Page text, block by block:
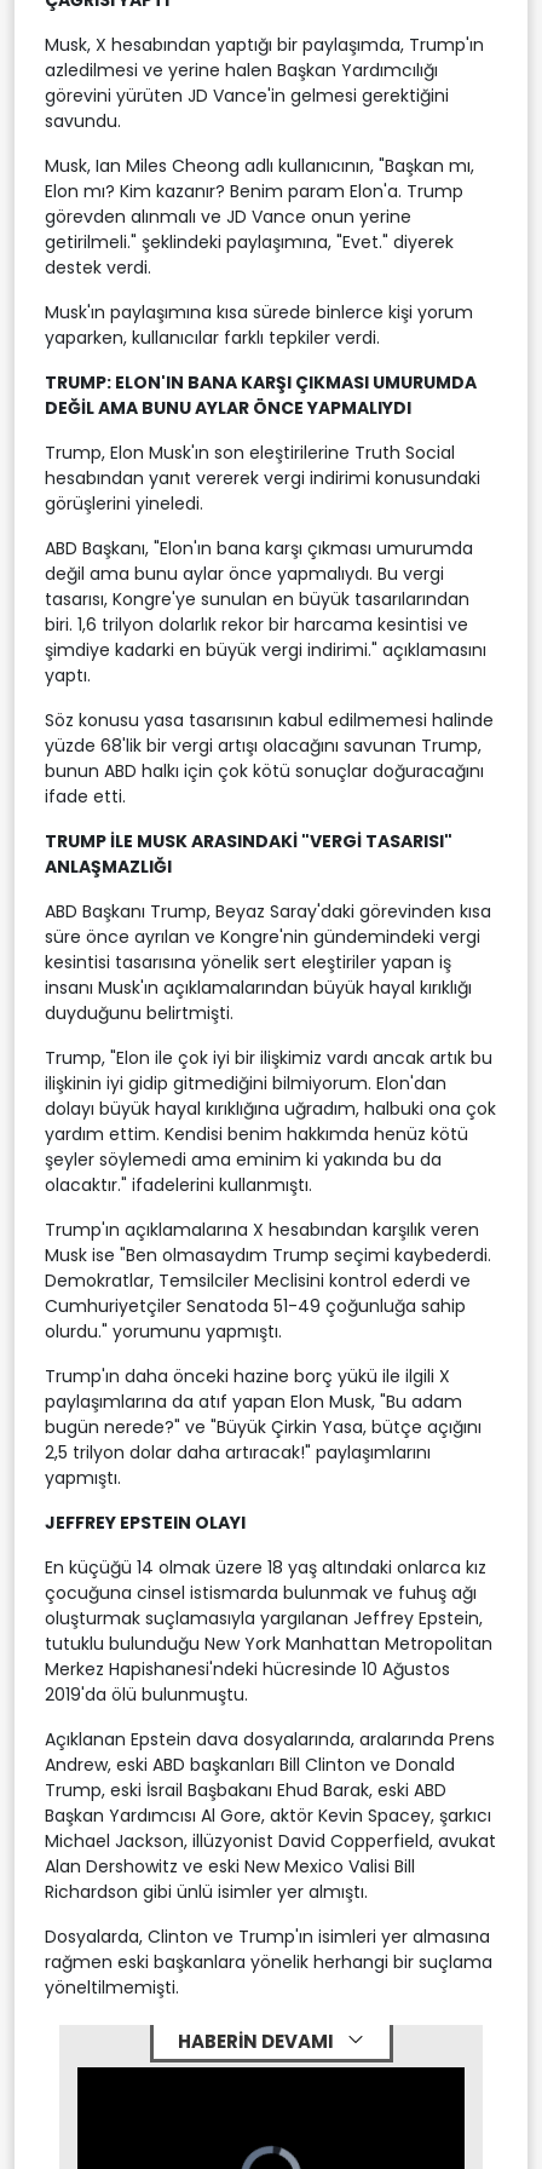
Musk, X hesabından yaptığı bir paylaşımda, Trump'ın
azledilmesi ve yerine halen Başkan Yardımcılığı
görevini yürüten JD Vance'in gelmesi gerektiğini
savundu.
Musk, Ian Miles Cheong adlı kullanıcının, "Başkan mı,
Elon mı? Kim kazanır? Benim param Elon'a. Trump
görevden alınmalı ve JD Vance onun yerine
getirilmeli." şeklindeki paylaşımına, "Evet." diyerek
destek verdi.
Musk'ın paylaşımına kısa sürede binlerce kişi yorum
yaparken, kullanıcılar farklı tepkiler verdi.
TRUMP: ELON'IN BANA KARŞI ÇIKMASI UMURUMDA
DEĞİL AMA BUNU AYLAR ÖNCE YAPMALIYDI
Trump, Elon Musk'ın son eleştirilerine Truth Social
hesabından yanıt vererek vergi indirimi konusundaki
görüşlerini yineledi.
ABD Başkanı, "Elon'ın bana karşı çıkması umurumda
değil ama bunu aylar önce yapmalıydı. Bu vergi
tasarısı, Kongre'ye sunulan en büyük tasarılarından
biri. 1,6 trilyon dolarlık rekor bir harcama kesintisi ve
şimdiye kadarki en büyük vergi indirimi." açıklamasını
yaptı.
Söz konusu yasa tasarısının kabul edilmemesi halinde
yüzde 68'lik bir vergi artışı olacağını savunan Trump,
bunun ABD halkı için çok kötü sonuçlar doğuracağını
ifade etti.
TRUMP İLE MUSK ARASINDAKİ "VERGİ TASARISI"
ANLAŞMAZLIĞI
ABD Başkanı Trump, Beyaz Saray'daki görevinden kısa
süre önce ayrılan ve Kongre'nin gündemindeki vergi
kesintisi tasarısına yönelik sert eleştiriler yapan iş
insanı Musk'ın açıklamalarından büyük hayal kırıklığı
duyduğunu belirtmişti.
Trump, "Elon ile çok iyi bir ilişkimiz vardı ancak artık bu
ilişkinin iyi gidip gitmediğini bilmiyorum. Elon'dan
dolayı büyük hayal kırıklığına uğradım, halbuki ona çok
yardım ettim. Kendisi benim hakkımda henüz kötü
şeyler söylemedi ama eminim ki yakında bu da
olacaktır." ifadelerini kullanmıştı.
Trump'ın açıklamalarına X hesabından karşılık veren
Musk ise "Ben olmasaydım Trump seçimi kaybederdi.
Demokratlar, Temsilciler Meclisini kontrol ederdi ve
Cumhuriyetçiler Senatoda 51-49 çoğunluğa sahip
olurdu." yorumunu yapmıştı.
Trump'ın daha önceki hazine borç yükü ile ilgili X
paylaşımlarına da atıf yapan Elon Musk, "Bu adam
bugün nerede?" ve "Büyük Çirkin Yasa, bütçe açığını
2,5 trilyon dolar daha artıracak!" paylaşımlarını
yapmıştı.
JEFFREY EPSTEIN OLAYI
En küçüğü 14 olmak üzere 18 yaş altındaki onlarca kız
çocuğuna cinsel istismarda bulunmak ve fuhuş ağı
oluşturmak suçlamasıyla yargılanan Jeffrey Epstein,
tutuklu bulunduğu New York Manhattan Metropolitan
Merkez Hapishanesi'ndeki hücresinde 10 Ağustos
2019'da ölü bulunmuştu.
Açıklanan Epstein dava dosyalarında, aralarında Prens
Andrew, eski ABD başkanları Bill Clinton ve Donald
Trump, eski İsrail Başbakanı Ehud Barak, eski ABD
Başkan Yardımcısı Al Gore, aktör Kevin Spacey, şarkıcı
Michael Jackson, illüzyonist David Copperfield, avukat
Alan Dershowitz ve eski New Mexico Valisi Bill
Richardson gibi ünlü isimler yer almıştı.
Dosyalarda, Clinton ve Trump'ın isimleri yer almasına
rağmen eski başkanlara yönelik herhangi bir suçlama
yöneltilmemişti.
HABERİN DEVAMI
Video